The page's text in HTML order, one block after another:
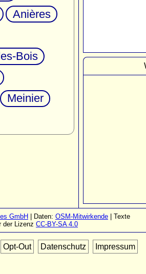
Anières
Bois
Meinier
GmbH | Daten: OSM-Mitwirkende | Texte
der Lizenz CC-BY-SA 4.0
Opt-Out Datenschutz Impressum